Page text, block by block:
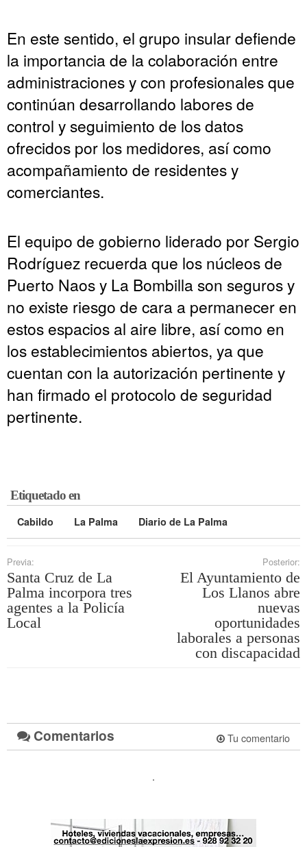
En este sentido, el grupo insular defiende
la importancia de la colaboración entre
administraciones y con profesionales que
continúan desarrollando labores de
control y seguimiento de los datos
ofrecidos por los medidores, así como
acompañamiento de residentes y
comerciantes.
El equipo de gobierno liderado por Sergio
Rodríguez recuerda que los núcleos de
Puerto Naos y La Bombilla son seguros y
no existe riesgo de cara a permanecer en
estos espacios al aire libre, así como en
los establecimientos abiertos, ya que
cuentan con la autorización pertinente y
han firmado el protocolo de seguridad
pertinente.
Etiquetado en
Cabildo La Palma Diario de La Palma
Previa:
Santa Cruz de La
Palma incorpora tres
agentes a la Policía
Local
Posterior:
El Ayuntamiento de
Los Llanos abre
nuevas
oportunidades
laborales a personas
con discapacidad
Comentarios Tu comentario
.